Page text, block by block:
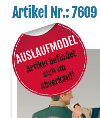
Artikel Nr.: 7609